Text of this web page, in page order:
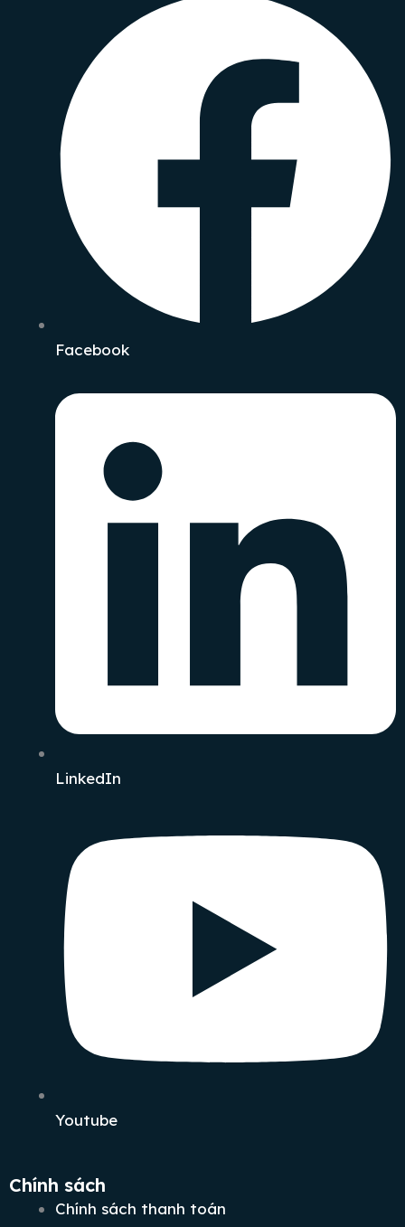
Facebook
LinkedIn
Youtube
Chính sách
Chính sách thanh toán